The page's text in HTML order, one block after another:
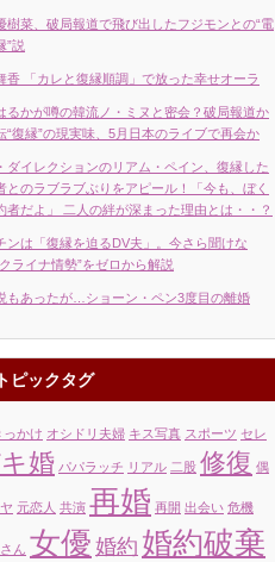
樹菜、破局報道で飛び出したフジモンとの“電
”説
香 「カレと復縁順調」で放った幸せオーラ
るかが噂の韓流ノ・ミヌと密会？破局報道か
“復縁”の現実味、5月日本のライブで再会か
ダイレクションのリアム・ペイン、復縁した
とのラブラブぶりをアピール！「今も、ぼく
者だよ」 二人の絆が深まった理由とは・・？
ンは「復縁を迫るDV夫」。今さら聞けな
ライナ情勢”をゼロから解説
もあったが…ショーン・ペン3度目の離婚
ピックタグ
っかけ オシドリ夫婦 キス写真 スポーツ セレ
婚 パパラッチ リアル 二股 修復 偶
元恋人 共演 再婚 再開 出会い 危機
ん 女優 婚約 婚約破棄